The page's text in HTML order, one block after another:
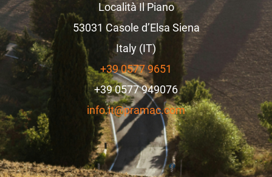
Località Il Piano
53031 Casole d’Elsa Siena
Italy (IT)
+39 0577 9651
+39 0577 949076
info.it@pramac.com